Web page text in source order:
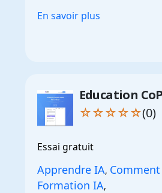
En savoir plus
Education
☆☆☆☆☆(0)
Essai gratuit
Apprendre IA,
Formation IA,